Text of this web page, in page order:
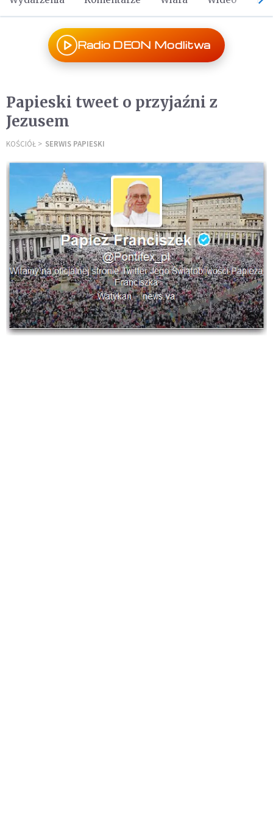
Radio DEON Modlitwa
Papieski tweet o przyjaźni z
Jezusem
KOŚCIÓŁ SERWIS PAPIESKI